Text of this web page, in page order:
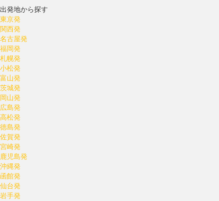
出発地から探す
東京発
関西発
名古屋発
福岡発
札幌発
小松発
富山発
茨城発
岡山発
広島発
高松発
徳島発
佐賀発
宮崎発
鹿児島発
沖縄発
函館発
仙台発
岩手発